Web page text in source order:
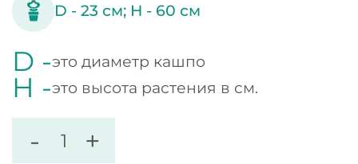
D -23 см; H - 60 см
D -это диаметр кашпо
H -это высота растения в см.
- +